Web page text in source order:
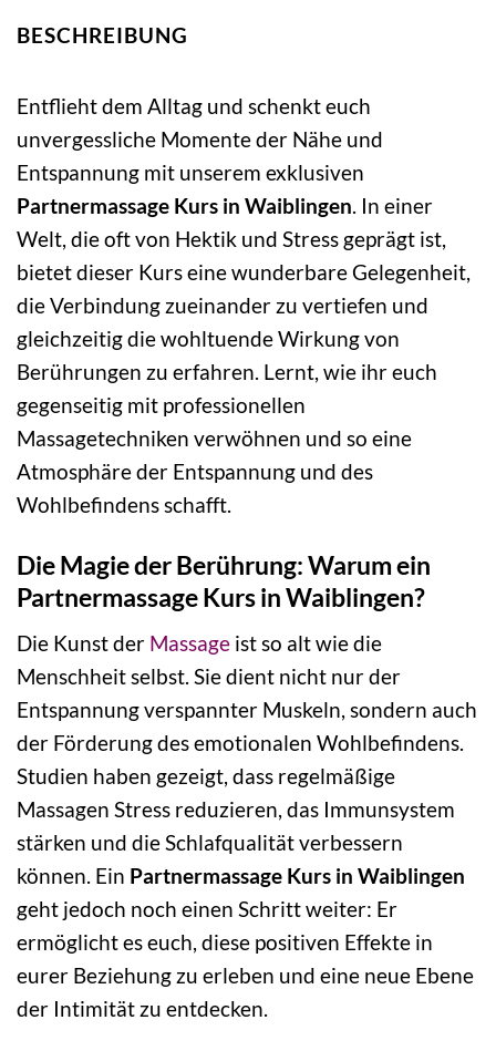
BESCHREIBUNG
Entflieht dem Alltag und schenkt euch
unvergessliche Momente der Nähe und
Entspannung mit unserem exklusiven
Partnermassage Kurs in Waiblingen. In einer
Welt, die oft von Hektik und Stress geprägt ist,
bietet dieser Kurs eine wunderbare Gelegenheit,
die Verbindung zueinander zu vertiefen und
gleichzeitig die wohltuende Wirkung von
Berührungen zu erfahren. Lernt, wie ihr euch
gegenseitig mit professionellen
Massagetechniken verwöhnen und so eine
Atmosphäre der Entspannung und des
Wohlbefindens schafft.
Die Magie der Berührung: Warum ein
Partnermassage Kurs in Waiblingen?
Die Kunst der Massage ist so alt wie die
Menschheit selbst. Sie dient nicht nur der
Entspannung verspannter Muskeln, sondern auch
der Förderung des emotionalen Wohlbefindens.
Studien haben gezeigt, dass regelmäßige
Massagen Stress reduzieren, das Immunsystem
stärken und die Schlafqualität verbessern
können. Ein Partnermassage Kurs in Waiblingen
geht jedoch noch einen Schritt weiter: Er
ermöglicht es euch, diese positiven Effekte in
eurer Beziehung zu erleben und eine neue Ebene
der Intimität zu entdecken.